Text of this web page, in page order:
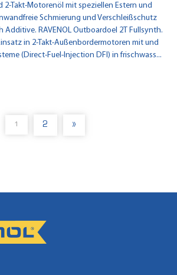
2-Takt-Motorenöl mit speziellen Estern und
Schmierung und Verschleißschutz
Additive. RAVENOL Outboardoel 2T Fullsynth.
in 2-Takt-Außenbordermotoren mit und
(Direct-Fuel-Injection DFI) in frischwass...
1 2 »